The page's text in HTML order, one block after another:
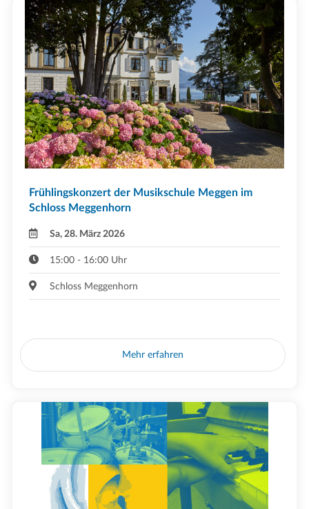
Frühlingskonzert der Musikschule Meggen im
Schloss Meggenhorn
Sa, 28. März 2026
15:00 - 16:00 Uhr
Schloss Meggenhorn
Mehr erfahren